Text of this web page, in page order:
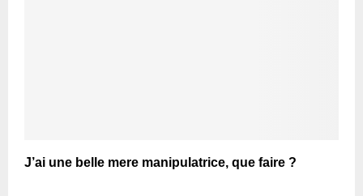
J’ai une belle mere manipulatrice, que faire ?